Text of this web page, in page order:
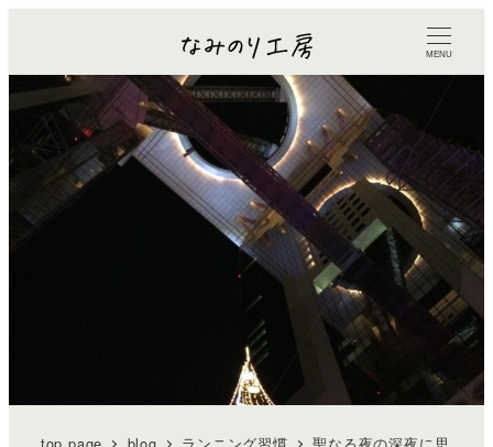
MENU
top page blog ランニング習慣
聖なる夜の深夜に思